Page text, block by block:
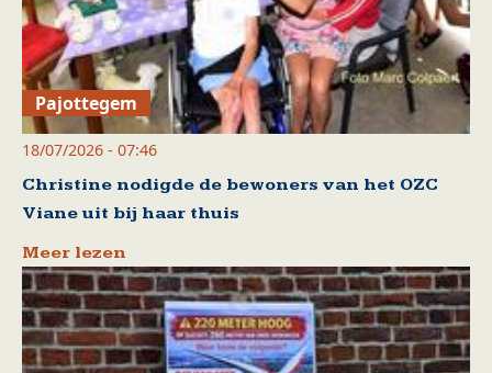
Pajottegem
18/07/2026 - 07:46
Christine nodigde de bewoners van het OZC
Viane uit bij haar thuis
Meer lezen